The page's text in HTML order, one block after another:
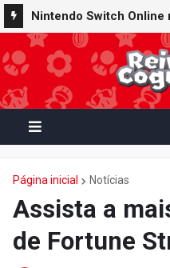
Nintendo Switch
Mario Paint (SNES) e
(GBA)
Nintendo oferece
do terremoto de
de ienes à Cruz
Página inicial Notícias
Assista a
de Fortune